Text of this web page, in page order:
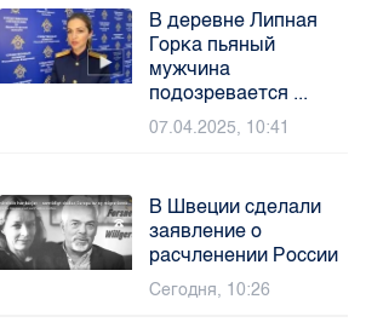
В деревне Липная
Горка пьяный
мужчина
подозревается ...
07.04.2025, 10:41
В Швеции сделали
заявление о
расчленении России
Сегодня, 10:26